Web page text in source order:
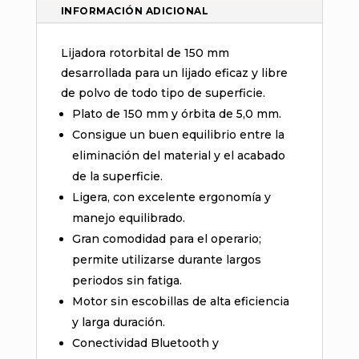
INFORMACIÓN ADICIONAL
Lijadora rotorbital de 150 mm
desarrollada para un lijado eficaz y libre
de polvo de todo tipo de superficie.
Plato de 150 mm y órbita de 5,0 mm.
Consigue un buen equilibrio entre la
eliminación del material y el acabado
de la superficie.
Ligera, con excelente ergonomía y
manejo equilibrado.
Gran comodidad para el operario;
permite utilizarse durante largos
periodos sin fatiga.
Motor sin escobillas de alta eficiencia
y larga duración.
Conectividad Bluetooth y